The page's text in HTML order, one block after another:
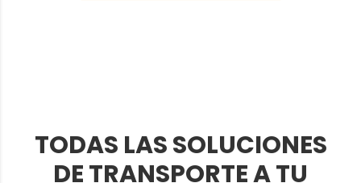
TODAS LAS SOLUCIONES
DE TRANSPORTE A TU